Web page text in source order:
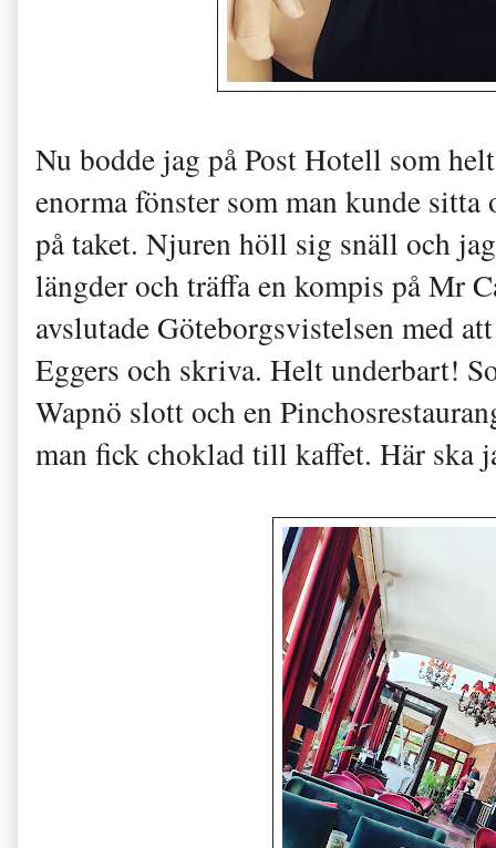
Nu bodde jag på Post Hotell som
enorma fönster som man kunde
på taket. Njuren höll sig snäll och
längder och träffa en kompis på Mr
avslutade Göteborgsvistelsen med
Eggers och skriva. Helt underbart!
Wapnö slott och en
man fick choklad till kaffet. Här ska